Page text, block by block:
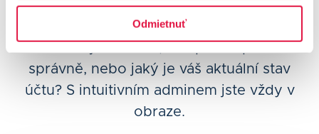
Odmietnuť
čase
správně, nebo jaký je váš aktuální stav
účtu? S intuitivním adminem jste vždy v
obraze.